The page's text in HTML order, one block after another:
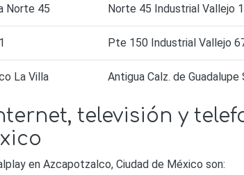
Norte 45 Norte 45 Industrial Vallejo
Pte 150 Industrial Vallejo
La Villa Antigua Calz. de
televisión y
en Azcapotzalco, Ciudad de México son: